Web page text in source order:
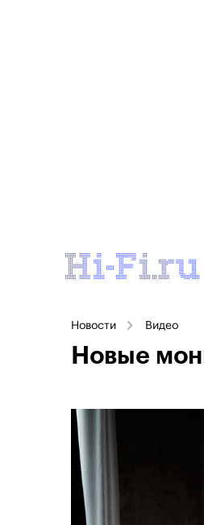
Новости Видео
Новые